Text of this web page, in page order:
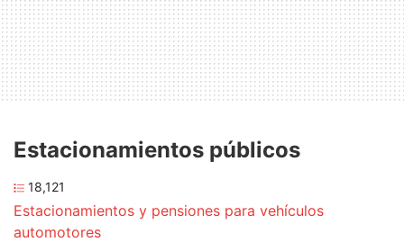
Estacionamientos públicos
18,121
Estacionamientos y pensiones para vehículos
automotores